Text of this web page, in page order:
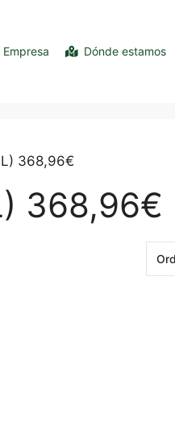
Empresa Dónde estamos
368,96€
368,96€